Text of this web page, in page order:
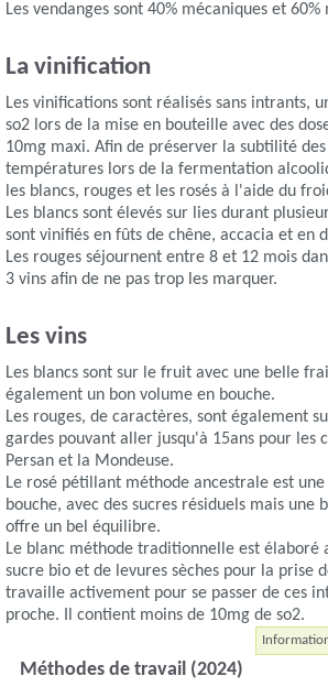
Les vendanges sont 40% mécaniques et 60%
La vinification
Les vinifications sont réalisés sans intrants,
so2 lors de la mise en bouteille avec des
10mg maxi. Afin de préserver la subtilité
températures lors de la fermentation
les blancs, rouges et les rosés à l'aide du
Les blancs sont élevés sur lies durant
sont vinifiés en fûts de chêne, accacia et en
Les rouges séjournent entre 8 et 12 mois
3 vins afin de ne pas trop les marquer.
Les vins
Les blancs sont sur le fruit avec une belle
également un bon volume en bouche.
Les rouges, de caractères, sont également
gardes pouvant aller jusqu'à 15ans pour les
Persan et la Mondeuse.
Le rosé pétillant méthode ancestrale est
bouche, avec des sucres résiduels mais une
offre un bel équilibre.
Le blanc méthode traditionnelle est élaboré
sucre bio et de levures sèches pour la prise
travaille activement pour se passer de ces
proche. Il contient moins de 10mg de so2.
Méthodes de travail (2024)